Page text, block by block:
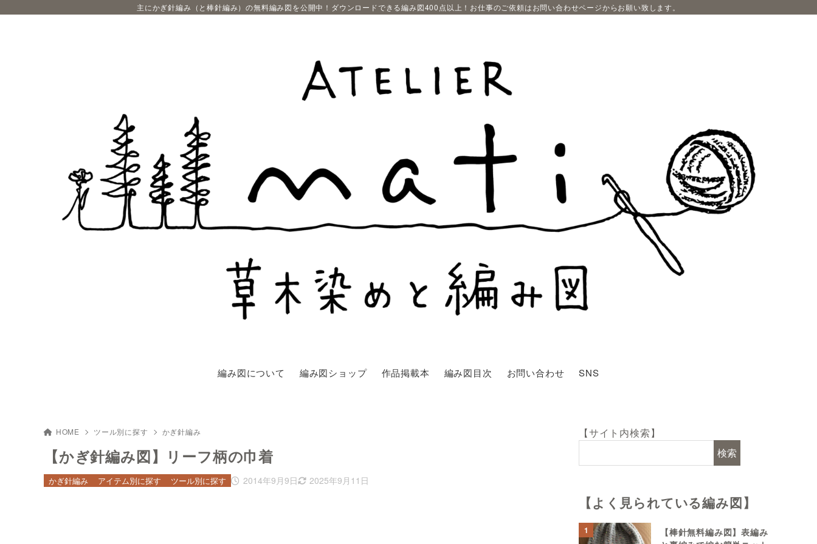
主にかぎ針編み（と棒針編み）の無料編み図を公開中！ダウンロードできる編み図400点以上！お仕事のご依頼はお問い合わせページからお願い致します。
編み図について 編み図ショップ 作品掲載本 編み図目次 お問い合わせ SNS
HOME ツール別に探す かぎ針編み
【かぎ針編み図】リーフ柄の巾着
2014年9月9日 2025年9月11日
かぎ針編み アイテム別に探す ツール別に探す
【サイト内検索】
検索
【よく見られている編み図】
1
【棒針無料編み図】表編み